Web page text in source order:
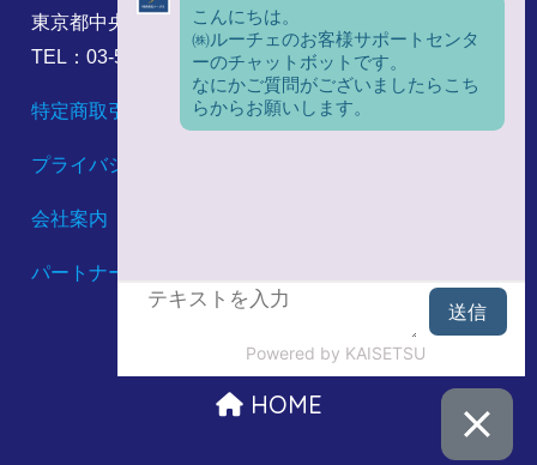
東京都中央区銀座8丁目17番5号
TEL：03-5860-6173
特定商取引法に基づく表記
プライバシーポリシー
会社案内
パートナーシップ構築宣言
HOME